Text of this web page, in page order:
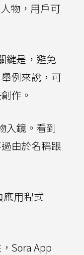
物，用戶可
鍵是，避免
例來說，可
作。
入鏡。看到
由於名稱跟
應用程式
Sora App